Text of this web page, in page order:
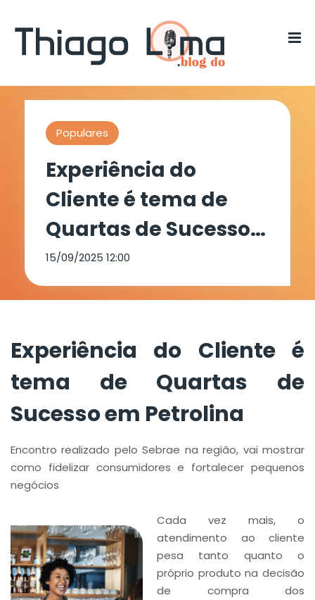
Populares
Experiência do
Cliente é tema de
Quartas de Sucesso
em Petrolina
15/09/2025 12:00
Experiência do Cliente é
tema de Quartas de
Sucesso em Petrolina
Encontro realizado pelo Sebrae na região, vai mostrar
como fidelizar consumidores e fortalecer pequenos
negócios
Cada vez mais, o
atendimento ao cliente
pesa tanto quanto o
próprio produto na decisão
de compra dos